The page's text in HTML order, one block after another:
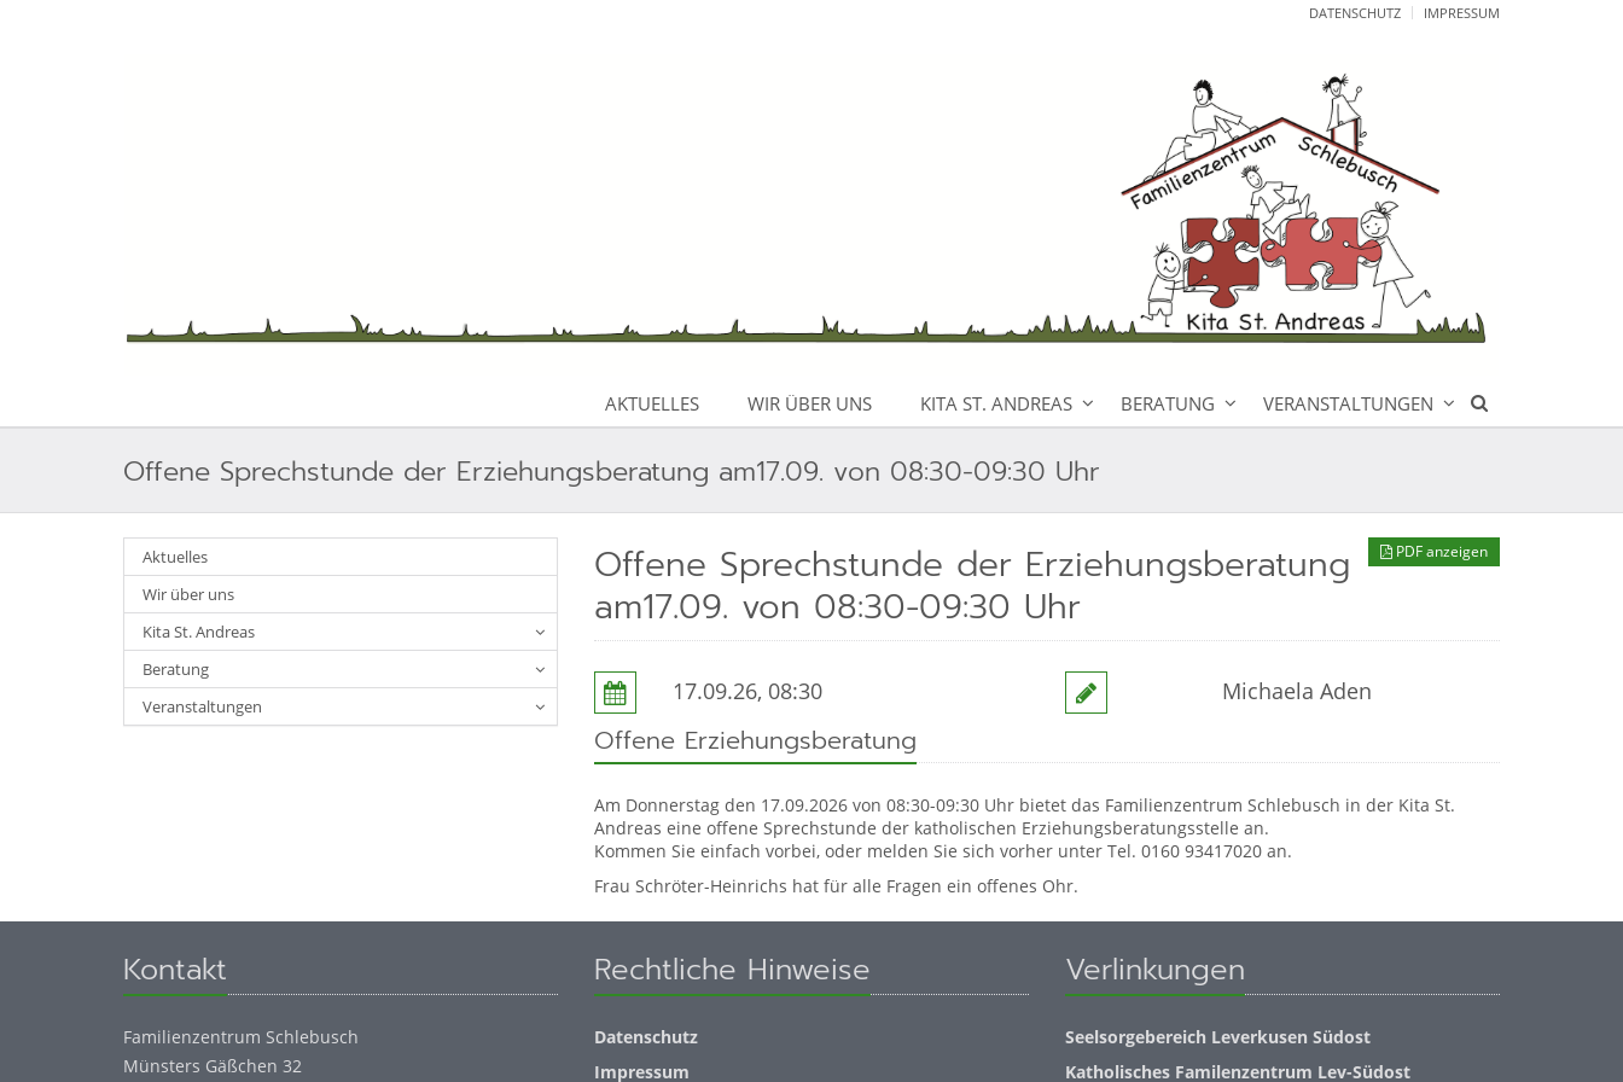
DATENSCHUTZ IMPRESSUM
AKTUELLES WIR ÜBER UNS KITA ST. ANDREAS BERATUNG VERANSTALTUNGEN
Offene Sprechstunde der Erziehungsberatung am17.09. von 08:30-09:30 Uhr
Aktuelles
Wir über uns
Kita St. Andreas
Beratung
Veranstaltungen
PDF anzeigen
Offene Sprechstunde der Erziehungsberatung
am17.09. von 08:30-09:30 Uhr
17.09.26, 08:30 Michaela Aden
Offene Erziehungsberatung
Am Donnerstag den 17.09.2026 von 08:30-09:30 Uhr bietet das Familienzentrum Schlebusch in der Kita St.
Andreas eine offene Sprechstunde der katholischen Erziehungsberatungsstelle an.
Kommen Sie einfach vorbei, oder melden Sie sich vorher unter Tel. 0160 93417020 an.
Frau Schröter-Heinrichs hat für alle Fragen ein offenes Ohr.
Kontakt
Familienzentrum Schlebusch
Münsters Gäßchen 32
Rechtliche Hinweise
Datenschutz
Impressum
Verlinkungen
Seelsorgebereich Leverkusen Südost
Katholisches Familenzentrum Lev-Südost